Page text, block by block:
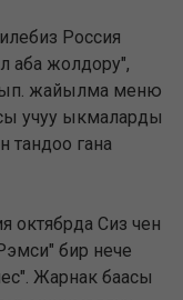
Россия
аба жолдору",
жайылма меню
учуу ыкмаларды
тандоо гана
октябрда Сиз чен
бир нече
Жарнак баасы